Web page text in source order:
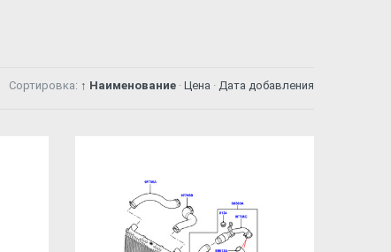
Сортировка: ↑ Наименование · Цена · Дата добавления